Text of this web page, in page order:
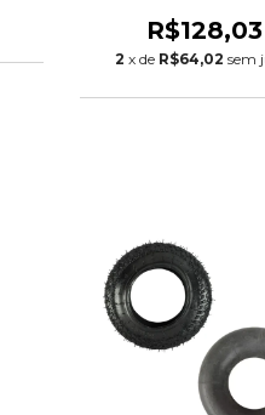
R$128,03
2 x de R$64,02 sem